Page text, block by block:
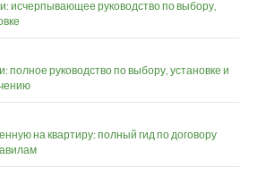
исчерпывающее руководство по выбору,
полное руководство по выбору, установке и
на квартиру: полный гид по договору